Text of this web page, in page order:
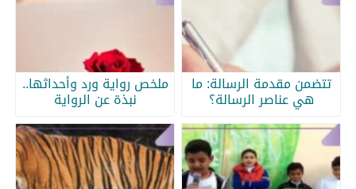
تتضمن مقدمة الرسالة: ما
هي عناصر الرسالة؟
ملخص رواية ورد وأحداثها..
نبذة عن الرواية